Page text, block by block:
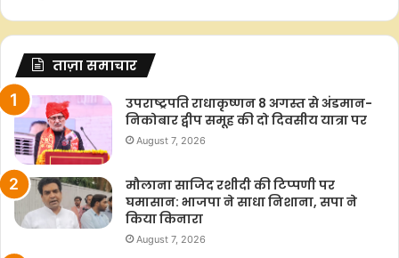
ताज़ा समाचार
उपराष्ट्रपति राधाकृष्णन 8 अगस्त से अंडमान-
निकोबार द्वीप समूह की दो दिवसीय यात्रा पर
August 7, 2026
मौलाना साजिद रशीदी की टिप्पणी पर
घमासान: भाजपा ने साधा निशाना, सपा ने
किया किनारा
August 7, 2026